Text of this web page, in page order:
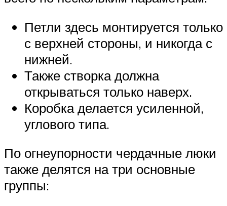
Петли здесь монтируется только
с верхней стороны, и никогда с
нижней.
Также створка должна
открываться только наверх.
Коробка делается усиленной,
углового типа.
По огнеупорности чердачные люки
также делятся на три основные
группы: